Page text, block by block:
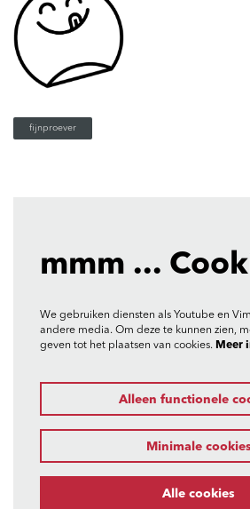
fijnproever
mmm ...
We gebruiken diensten als Youtube en
andere media. Om deze te kunnen zien,
geven tot het plaatsen van cookies. Meer
Alleen functionele
Minimale cookies
Alle cookies